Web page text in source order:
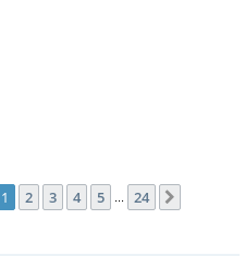
1/ 24.
1 2 3 4 5 24